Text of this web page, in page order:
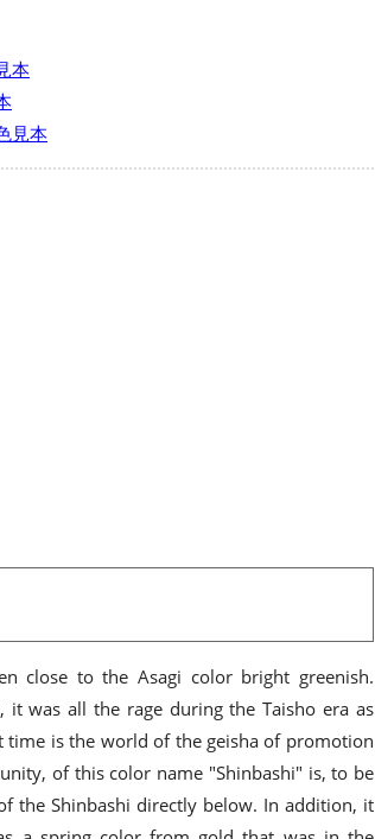
本
見本
close to the Asagi color bright greenish.
was all the rage during the Taisho era as
time is the world of the geisha of promotion
of this color name "Shinbashi" is, to be
the Shinbashi directly below. In addition, it